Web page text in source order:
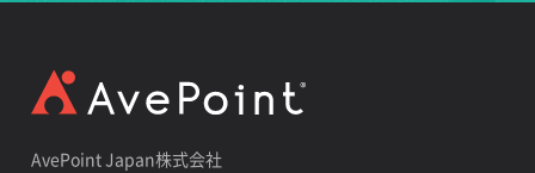
AvePoint Japan株式会社